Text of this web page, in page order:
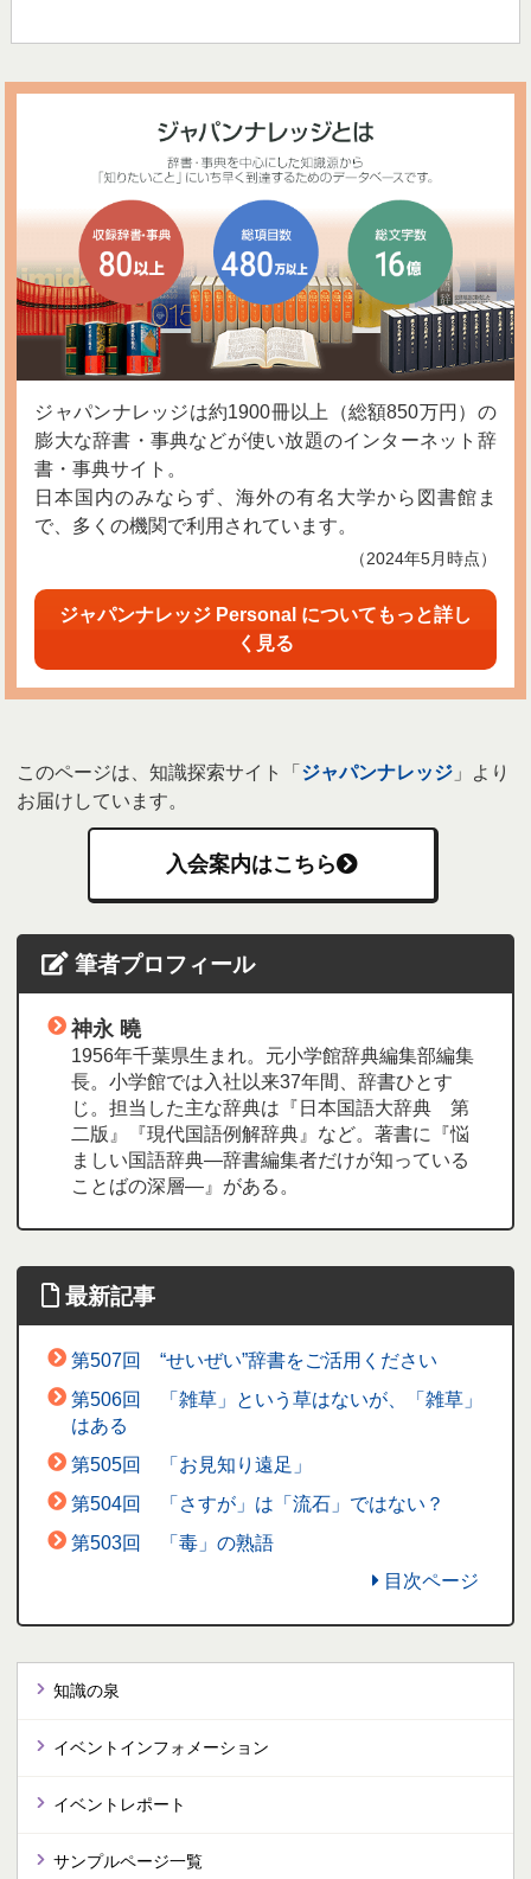
ジャパンナレッジは約1900冊以上（総額850万円）の
膨大な辞書・事典などが使い放題のインターネット辞
書・事典サイト。
日本国内のみならず、海外の有名大学から図書館ま
で、多くの機関で利用されています。
（2024年5月時点）
ジャパンナレッジ Personal についてもっと詳し
く見る
このページは、知識探索サイト「 ジャパンナレッジ 」より
お届けしています。
入会案内はこちら
筆者プロフィール
神永 曉
1956年千葉県生まれ。元小学館辞典編集部編集
長。小学館では入社以来37年間、辞書ひとす
じ。担当した主な辞典は『日本国語大辞典 第
二版』『現代国語例解辞典』など。著書に『悩
ましい国語辞典―辞書編集者だけが知っている
ことばの深層―』がある。
最新記事
第507回 “せいぜい”辞書をご活用ください
第506回 「雑草」という草はないが、「雑草」
はある
第505回 「お見知り遠足」
第504回 「さすが」は「流石」ではない？
第503回 「毒」の熟語
目次ページ
知識の泉
イベントインフォメーション
イベントレポート
サンプルページ一覧